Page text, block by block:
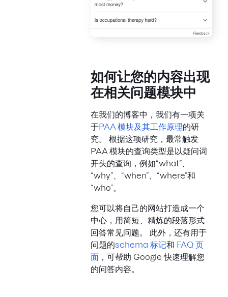
如何让您的内容出现
在相关问题模块中
在我们的博客中，我们有一项关
于PAA 模块及其工作原理的研
究。 根据这项研究，最常触发
PAA 模块的查询类型是以疑问词
开头的查询，例如“what”、
“why”、“when”、“where”和
“who”。
您可以将自己的网站打造成一个
中心，用简短、精炼的段落形式
回答常见问题。 此外，还有用于
问题的schema 标记和 FAQ 页
面 ，可帮助 Google 快速理解您
的问答内容。